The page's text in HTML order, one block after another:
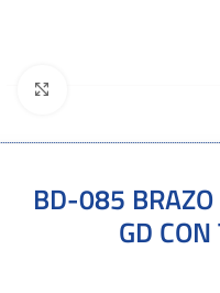
BD-085
GD